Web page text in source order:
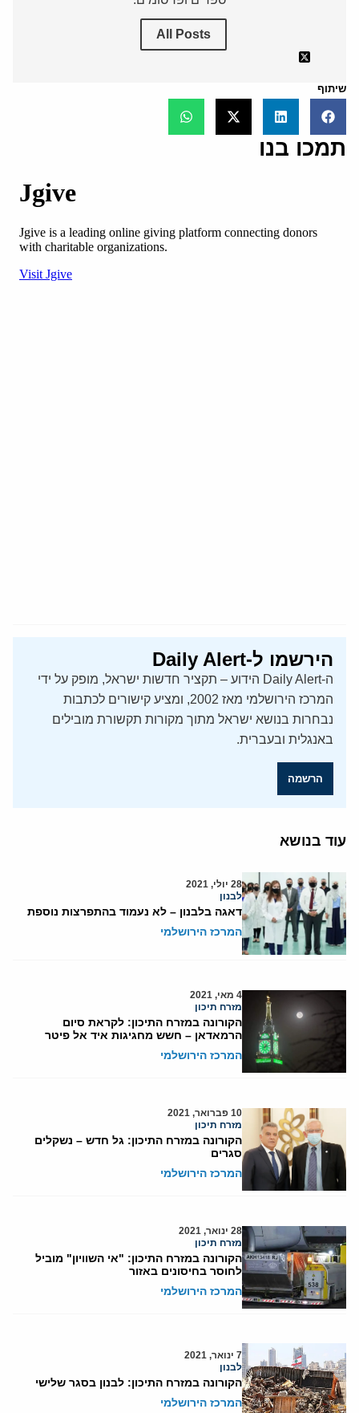
All Posts
שיתוף
תמכו בנו
הירשמו ל-Daily Alert
ה-Daily Alert הידוע – תקציר חדשות ישראל, מופק על ידי
המרכז הירושלמי מאז 2002, ומציע קישורים לכתבות
נבחרות בנושא ישראל מתוך מקורות תקשורת מובילים
באנגלית ובעברית.
הרשמה
עוד בנושא
28 יולי, 2021
לבנון
דאגה בלבנון – לא נעמוד בהתפרצות נוספת
המרכז הירושלמי
4 מאי, 2021
מזרח תיכון
הקורונה במזרח התיכון: לקראת סיום
הרמאדאן – חשש מחגיגות איד אל פיטר
המרכז הירושלמי
10 פברואר, 2021
מזרח תיכון
הקורונה במזרח התיכון: גל חדש – נשקלים
סגרים
המרכז הירושלמי
28 ינואר, 2021
מזרח תיכון
הקורונה במזרח התיכון: "אי השוויון" מוביל
לחוסר בחיסונים באזור
המרכז הירושלמי
7 ינואר, 2021
לבנון
הקורונה במזרח התיכון: לבנון בסגר שלישי
המרכז הירושלמי